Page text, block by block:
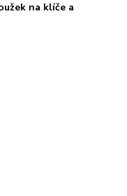
na klíče a